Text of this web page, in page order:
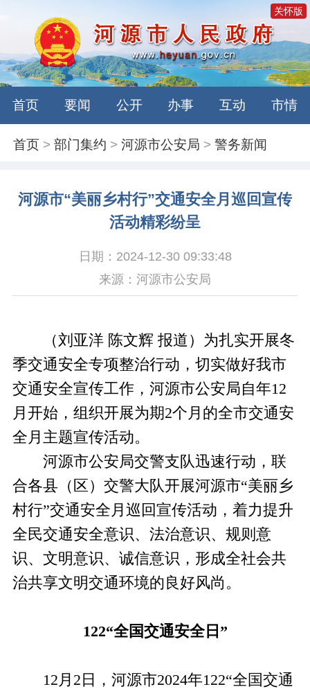
关怀版
首页 要闻 公开 办事 互动 市情
首页 >部门集约 >河源市公安局 >警务新闻
河源市“美丽乡村行”交通安全月巡回宣传
活动精彩纷呈
日期：2024-12-30 09:33:48
来源：河源市公安局
（刘亚洋 陈文辉 报道）为扎实开展冬
季交通安全专项整治行动，切实做好我市
交通安全宣传工作，河源市公安局自年12
月开始，组织开展为期2个月的全市交通安
全月主题宣传活动。
河源市公安局交警支队迅速行动，联
合各县（区）交警大队开展河源市“美丽乡
村行”交通安全月巡回宣传活动，着力提升
全民交通安全意识、法治意识、规则意
识、文明意识、诚信意识，形成全社会共
治共享文明交通环境的良好风尚。
122“全国交通安全日”
12月2日，河源市2024年122“全国交通